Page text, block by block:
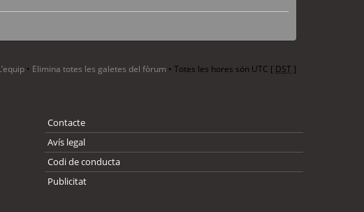
• Elimina totes les galetes del fòrum • Totes les hores són UTC [ DST]
Contacte
Avís legal
Codi de conducta
Publicitat